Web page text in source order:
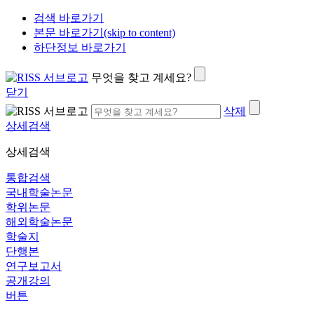
검색 바로가기
본문 바로가기(skip to content)
하단정보 바로가기
무엇을 찾고 계세요?
닫기
삭제
상세검색
상세검색
통합검색
국내학술논문
학위논문
해외학술논문
학술지
단행본
연구보고서
공개강의
버튼